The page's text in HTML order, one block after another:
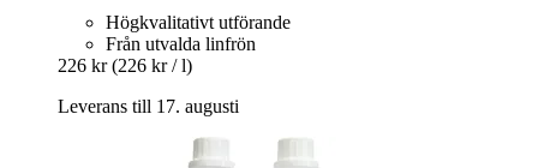
Högkvalitativt utförande
Från utvalda linfrön
226 kr (226 kr / l)
Leverans till 17. augusti